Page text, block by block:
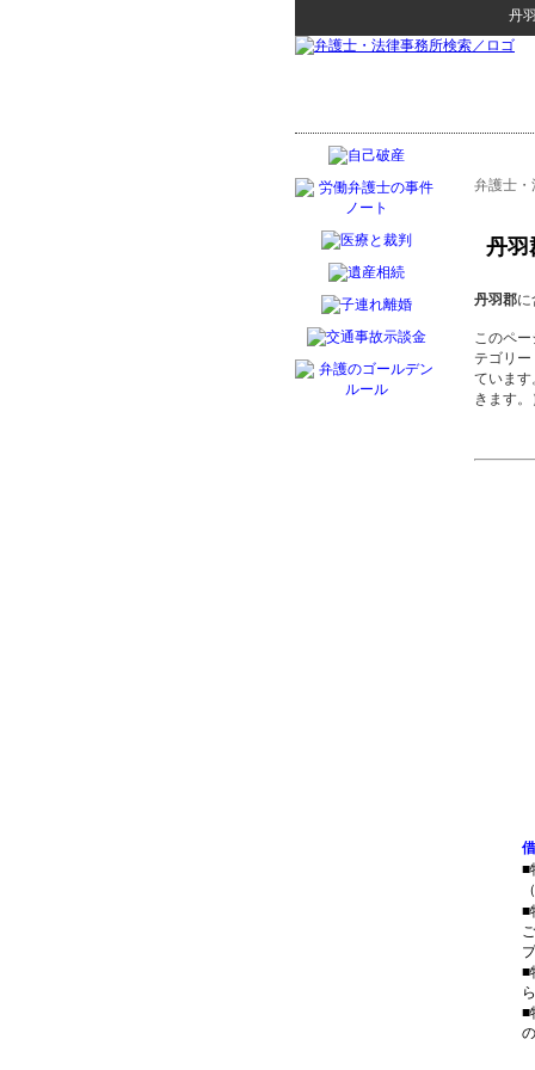
丹
弁護士・
丹羽
丹羽郡に
このペ
テゴリー
ていま
きます。
■
■
■
■